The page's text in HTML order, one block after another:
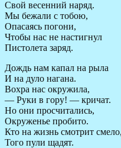
Свой весенний наряд.
Мы бежали с тобою,
Опасаясь погони,
Чтобы нас не настигнул
Пистолета заряд.
Дождь нам капал на рыла
И на дуло нагана.
Вохра нас окружила,
— Руки в гору! — кричат.
Но они просчитались,
Окруженье пробито.
Кто на жизнь смотрит смело,
Того пули щадят.